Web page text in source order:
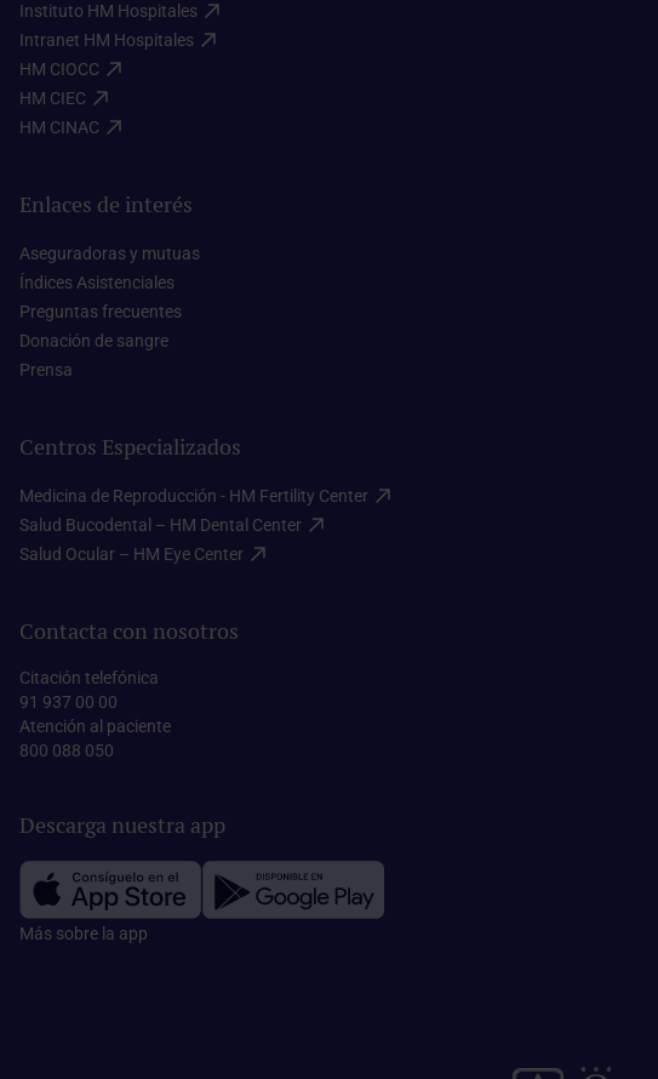
Instituto HM Hospitales​
Intranet HM Hospitales​
HM CIOCC​
HM CIEC​
HM CINAC​
Enlaces de interés
Aseguradoras y mutuas​
Índices Asistenciales​
Preguntas frecuentes​
Donación de sangre​
Prensa​
Centros Especializados
Medicina de Reproducción - HM Fertility Center​
Salud Bucodental – HM Dental Center​
Salud Ocular – HM Eye Center​
Contacta con nosotros
Citación telefónica
91 937 00 00
Atención al paciente
800 088 050
Descarga nuestra app
Más sobre la app​